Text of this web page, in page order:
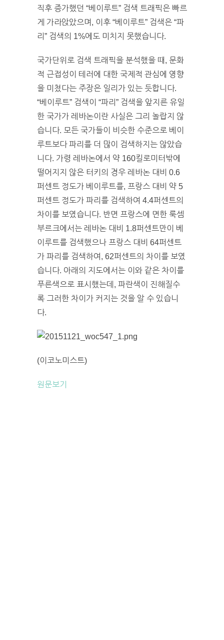
직후 증가했던 “베이루트” 검색 트래픽은 빠르
게 가라앉았으며, 이후 “베이루트” 검색은 “파
리” 검색의 1%에도 미치지 못했습니다.
국가단위로 검색 트래픽을 분석했을 때, 문화
적 근접성이 테러에 대한 국제적 관심에 영향
을 미쳤다는 주장은 일리가 있는 듯합니다.
“베이루트” 검색이 “파리” 검색을 앞지른 유일
한 국가가 레바논이란 사실은 그리 놀랍지 않
습니다. 모든 국가들이 비슷한 수준으로 베이
루트보다 파리를 더 많이 검색하지는 않았습
니다. 가령 레바논에서 약 160킬로미터밖에
떨어지지 않은 터키의 경우 레바논 대비 0.6
퍼센트 정도가 베이루트를, 프랑스 대비 약 5
퍼센트 정도가 파리를 검색하여 4.4퍼센트의
차이를 보였습니다. 반면 프랑스에 면한 룩셈
부르크에서는 레바논 대비 1.8퍼센트만이 베
이루트를 검색했으나 프랑스 대비 64퍼센트
가 파리를 검색하여, 62퍼센트의 차이를 보였
습니다. 아래의 지도에서는 이와 같은 차이를
푸른색으로 표시했는데, 파란색이 진해질수
록 그러한 차이가 커지는 것을 알 수 있습니
다.
(이코노미스트)
원문보기